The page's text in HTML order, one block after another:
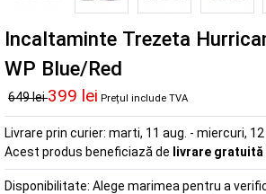
Incaltaminte Trezeta
WP Blue/Red
649 lei399 lei Prețul include TVA
Livrare prin curier: marti, 11 aug. - miercuri, 12
Acest produs beneficiază de livrare gratuită
Disponibilitate: Alege marimea pentru a